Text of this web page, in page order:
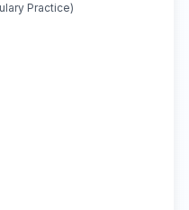
Practice)